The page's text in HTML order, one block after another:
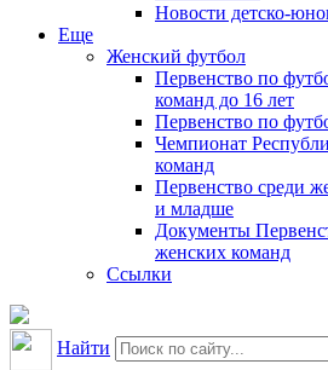
Новости детско-
Еще
Женский футбол
Первенство по
команд до 16 лет
Первенство по
Чемпионат
команд
Первенство среди
и младше
Документы
женских команд
Ссылки
Найти